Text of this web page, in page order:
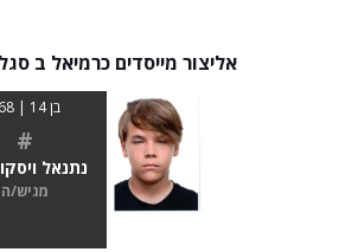
אליצור מייסדים כרמיאל ב
בן 14 | 168
#
נתנאל
מגיש/ה